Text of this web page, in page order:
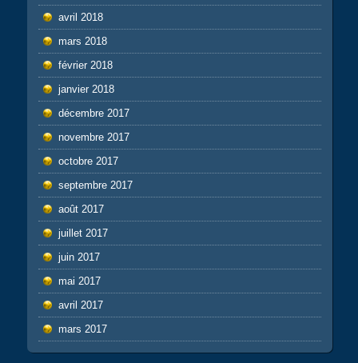
avril 2018
mars 2018
février 2018
janvier 2018
décembre 2017
novembre 2017
octobre 2017
septembre 2017
août 2017
juillet 2017
juin 2017
mai 2017
avril 2017
mars 2017